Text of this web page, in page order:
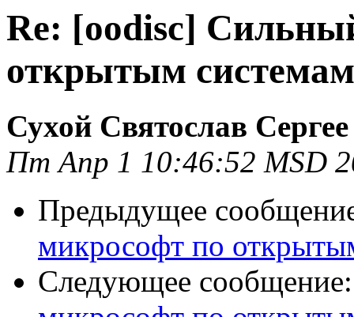
Re: [oodisc]
открытым системам
Сухой Святослав Сергее
Пт Апр 1 10:46:52 MSD
Предыдущее
микрософт по
Следующее